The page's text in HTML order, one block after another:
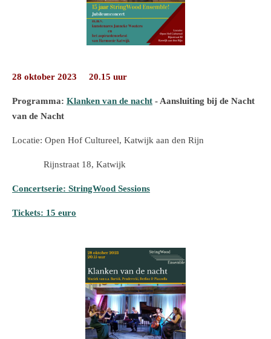
28 oktober 2023 20.15 uur
Programma: Klanken van de nacht - Aansluiting bij de Nacht
van de Nacht
Locatie: Open Hof Cultureel, Katwijk aan den Rijn
Rijnstraat 18, Katwijk
Concertserie: StringWood Sessions
Tickets: 15 euro